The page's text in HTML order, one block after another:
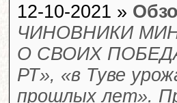
12-10-2021 »
ЧИНОВНИКИ
О СВОИХ
РТ», «в Туве
прошлых лет».